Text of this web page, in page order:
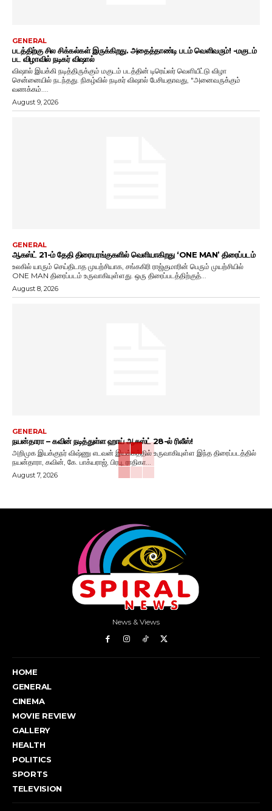
GENERAL
படத்திற்கு சில சிக்கல்கள் இருக்கிறது. அதைத்தாண்டி படம் வெளிவரும்! -மகுடம்
பட விழாவில் நடிகர் விஷால்
விஷால் இயக்கி நடித்திருக்கும் மகுடம் படத்தின் டிரெய்லர் வெளியீட்டு விழா
சென்னையில் நடந்தது. நிகழ்வில் நடிகர் விஷால் பேசியதாவது, "அனைவருக்கும்
வணக்கம்....
August 9, 2026
GENERAL
ஆகஸ்ட் 21-ம் தேதி திரையரங்குகளில் வெளியாகிறது ‘ONE MAN’ திரைப்படம்
உலகில் யாரும் செய்திடாத முயற்சியாக, சங்ககிரி ராஜ்குமாரின் பெரும் முயற்சியில்
ONE MAN திரைப்படம் உருவாகியுள்ளது. ஒரு திரைப்படத்திற்குத்...
August 8, 2026
GENERAL
நயன்தாரா – கவின் நடித்துள்ள ஹாய் ஆகஸ்ட் 28-ல் ரிலீஸ்!
அறிமுக இயக்குநர் விஷ்ணு எடவன் இயக்கத்தில் உருவாகியுள்ள இந்த திரைப்படத்தில்
நயன்தாரா, கவின், கே. பாக்யராஜ், பிரபு, ராதிகா...
August 7, 2026
News & Views
HOME
GENERAL
CINEMA
MOVIE REVIEW
GALLERY
HEALTH
POLITICS
SPORTS
TELEVISION